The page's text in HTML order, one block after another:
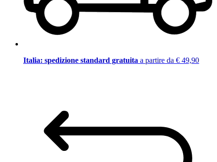
Italia: spedizione standard gratuita a partire da € 49,90